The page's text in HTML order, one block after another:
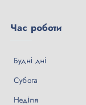
Час роботи
Будні дні
Субота
Неділя